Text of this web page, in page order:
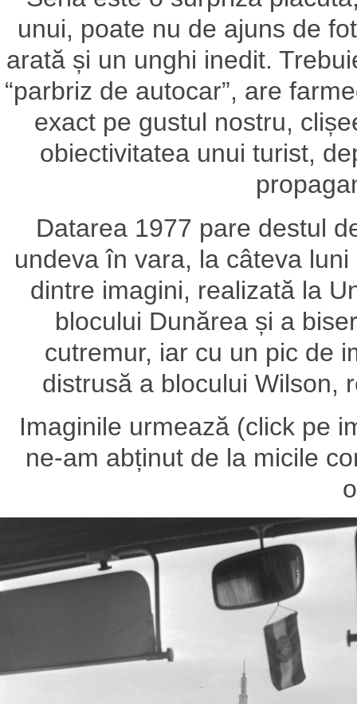
unui, poate nu de ajuns de
arată și un unghi inedit.
“parbriz de autocar”, are
exact pe gustul nostru,
obiectivitatea unui turist,
Datarea 1977 pare destul
undeva în vara, la câteva
dintre imagini, realizată la
blocului Dunărea și a
cutremur, iar cu un pic de
distrusă a blocului Wilson,
Imaginile urmează (click pe
ne-am abținut de la micile